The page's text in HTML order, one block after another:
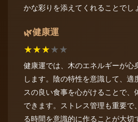
かな彩りを添えてくれることでし
🌿健康運
★★★★★
健康運では、木のエネルギーが心
します。陰の特性を意識して、適
スの良い食事を心がけることで、
できます。ストレス管理も重要で
る時間を意識的に作ることが大切